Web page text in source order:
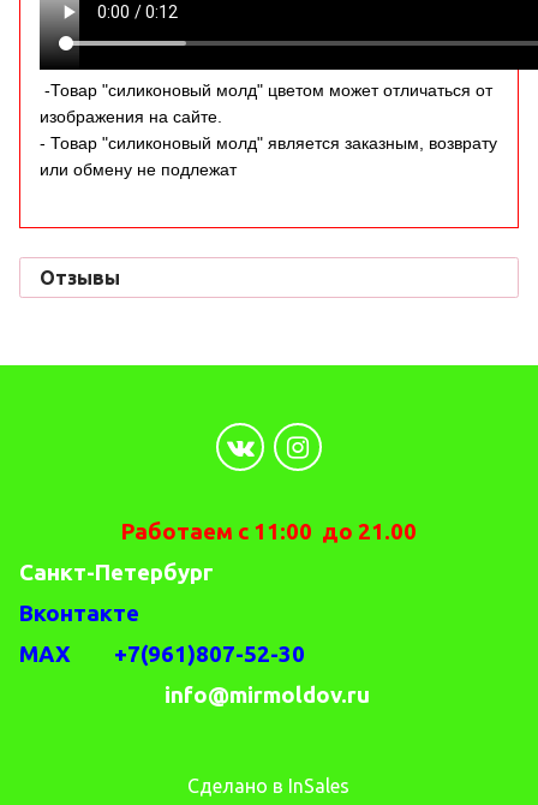
-Товар "силиконовый молд" цветом может отличаться от
изображения на сайте.
- Товар "силиконовый молд" является заказным, возврату
или обмену не подлежат
Отзывы
Работаем с 11:00 до 21.00
Санкт-Петербург
Вконтакте
MAX +7(961)807-52-30
info@mirmoldov.ru
Сделано в InSales